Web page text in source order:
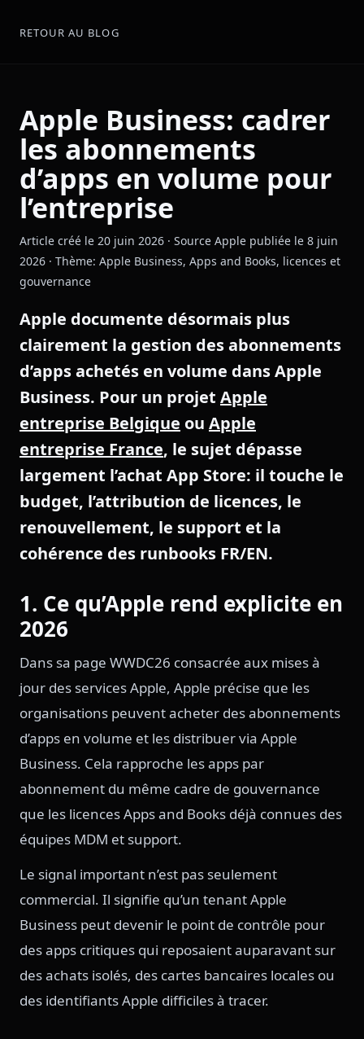
RETOUR AU BLOG
Apple Business: cadrer
les abonnements
d’apps en volume pour
l’entreprise
Article créé le 20 juin 2026 · Source Apple publiée le 8 juin
2026 · Thème: Apple Business, Apps and Books, licences et
gouvernance
Apple documente désormais plus
clairement la gestion des abonnements
d’apps achetés en volume dans Apple
Business. Pour un projet Apple
entreprise Belgique ou Apple
entreprise France, le sujet dépasse
largement l’achat App Store: il touche le
budget, l’attribution de licences, le
renouvellement, le support et la
cohérence des runbooks FR/EN.
1. Ce qu’Apple rend explicite en
2026
Dans sa page WWDC26 consacrée aux mises à
jour des services Apple, Apple précise que les
organisations peuvent acheter des abonnements
d’apps en volume et les distribuer via Apple
Business. Cela rapproche les apps par
abonnement du même cadre de gouvernance
que les licences Apps and Books déjà connues des
équipes MDM et support.
Le signal important n’est pas seulement
commercial. Il signifie qu’un tenant Apple
Business peut devenir le point de contrôle pour
des apps critiques qui reposaient auparavant sur
des achats isolés, des cartes bancaires locales ou
des identifiants Apple difficiles à tracer.